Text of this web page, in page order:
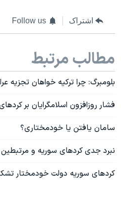
اشتراک Follow us
مطالب مرتبط
بلومبرگ: چرا ترکیه خواهان تجزیه
فشار روزافزون اسلامگرایان بر
سامان یافتن یا خودمختاری؟
نبرد جدی کردهای سوریه و مرتبطین
کردهای سوریه دولت خودمختار